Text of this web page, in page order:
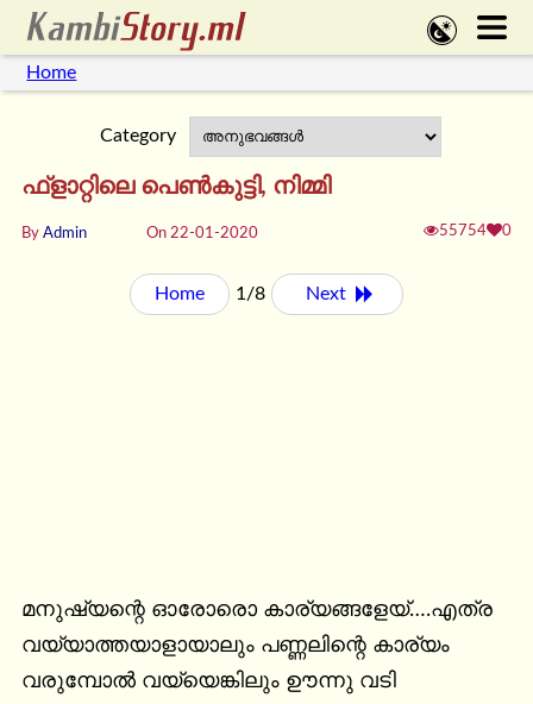
Home
Category
ഫ്ളാറ്റിലെ പെൺകുട്ടി, നിമ്മി
By Admin On 22-01-2020 55754 0
Home 1/8 Next
മനുഷ്യന്റെ ഓരോരൊ കാര്യങ്ങളേയ്….എത്ര
വയ്യാത്തയാളായാലും പണ്ണലിന്റെ കാര്യം
വരുമ്പോല്‍ വയ്യെങ്കിലും ഊന്നു വടി